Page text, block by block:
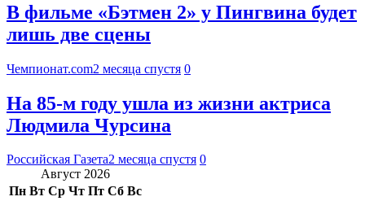
В фильме «Бэтмен 2» у Пингвина будет
лишь две сцены
Чемпионат.com2 месяца спустя 0
На 85-м году ушла из жизни актриса
Людмила Чурсина
Российская Газета2 месяца спустя 0
Август 2026
Пн Вт Ср Чт Пт Сб Вс